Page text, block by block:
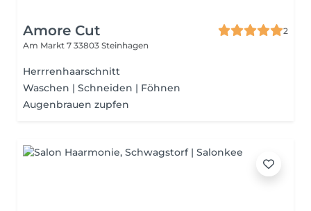
Amore Cut
2
Am Markt 7 33803 Steinhagen
Herrrenhaarschnitt
Waschen | Schneiden | Föhnen
Augenbrauen zupfen